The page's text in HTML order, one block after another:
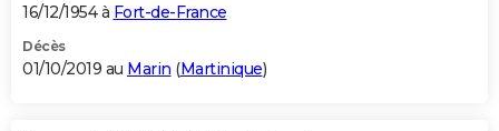
16/12/1954 à Fort-de-France
Décès
01/10/2019 au Marin (Martinique)